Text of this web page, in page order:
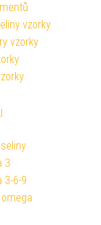
vzorky
vzorky
3
3-6-9